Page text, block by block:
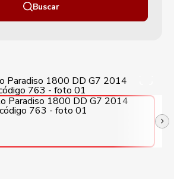
Buscar